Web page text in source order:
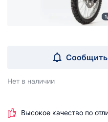
Сообщить
Нет в наличии
Высокое качество по